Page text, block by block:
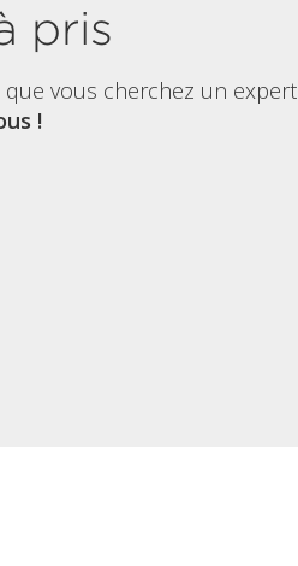
pris
vous cherchez un expert
!